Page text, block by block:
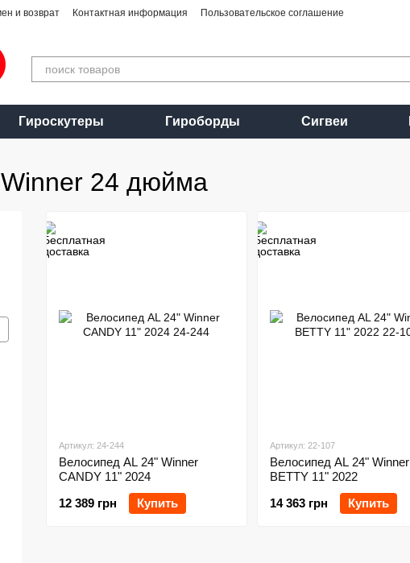
и возврат Контактная информация Пользовательское соглашение
Гироскутеры Гироборды Сигвеи
24 дюйма
Артикул: 24-244
Велосипед AL 24" Winner
CANDY 11" 2024
12 389 грн
Купить
Артикул: 22-107
Велосипед AL 24" Winner
BETTY 11" 2022
14 363 грн
Купить